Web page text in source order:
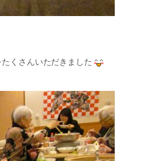
くさんいただきました